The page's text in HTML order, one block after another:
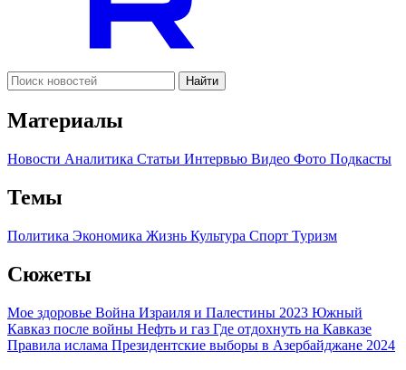
Найти
Материалы
Новости Аналитика Статьи Интервью Видео Фото Подкасты
Темы
Политика Экономика Жизнь Культура Спорт Туризм
Сюжеты
Мое здоровье Война Израиля и Палестины 2023 Южный
Кавказ после войны Нефть и газ Где отдохнуть на Кавказе
Правила ислама Президентские выборы в Азербайджане 2024